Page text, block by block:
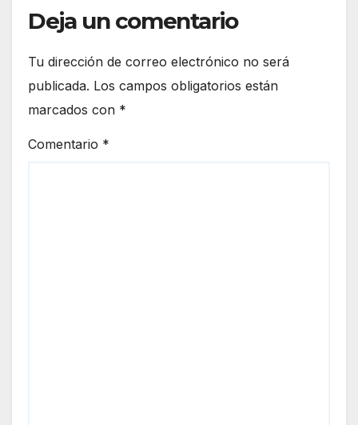
Deja un comentario
Tu dirección de correo electrónico no será
publicada. Los campos obligatorios están
marcados con *
Comentario *